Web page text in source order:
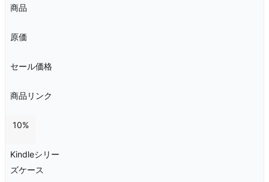
商品
原価
セール価格
商品リンク
10%
Kindleシリー
ズケース